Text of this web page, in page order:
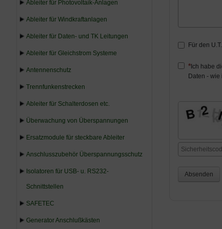
Ableiter für Photovoltaik-Anlagen
Ableiter für Windkraftanlagen
Ableiter für Daten- und TK Leitungen
Ableiter für Gleichstrom Systeme
Antennenschutz
Trennfunkenstrecken
Ableiter für Schalterdosen etc.
Überwachung von Überspannungen
Ersatzmodule für steckbare Ableiter
Anschlusszubehör Überspannungsschutz
Isolatoren für USB- u. RS232-
Schnittstellen
SAFETEC
Generator Anschlußkästen
Für den
Ich habe
Daten - wie
Absenden